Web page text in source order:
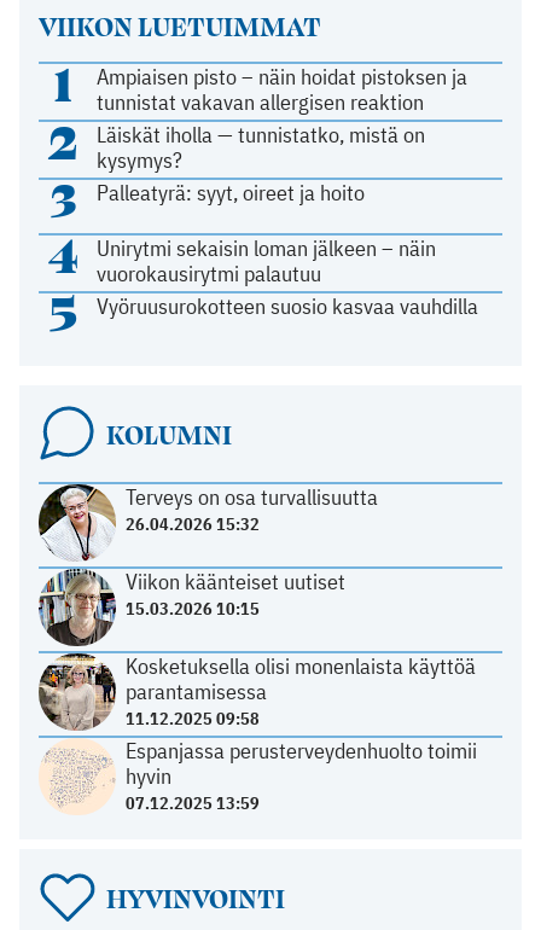
VIIKON LUETUIMMAT
1
Ampiaisen pisto – näin hoidat pistoksen ja
tunnistat vakavan allergisen reaktion
2
Läiskät iholla — tunnistatko, mistä on
kysymys?
3 Palleatyrä: syyt, oireet ja hoito
4
Unirytmi sekaisin loman jälkeen – näin
vuorokausirytmi palautuu
5 Vyöruusurokotteen suosio kasvaa vauhdilla
KOLUMNI
Terveys on osa turvallisuutta
26.04.2026 15:32
Viikon käänteiset uutiset
15.03.2026 10:15
Kosketuksella olisi monenlaista käyttöä
parantamisessa
11.12.2025 09:58
Espanjassa perusterveydenhuolto toimii
hyvin
07.12.2025 13:59
HYVINVOINTI